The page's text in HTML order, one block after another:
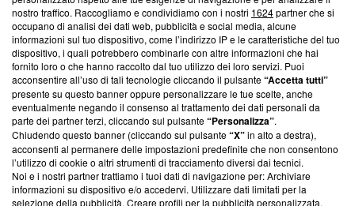
News, sui nostri processi editoriali e su come ci impegniamo a
creare news di qualità. Inoltre, afferma la nostra aderenza a
‘Trust Project - News with Integrity’Blasting News non è
ancora membro del programma, ma ha richiesto di farne
parte; Trust Project non ha ancora effettuato una verifica di
conformità agli standard.
Su di noi
Team editoriale
Corporate
nostro traffico. Raccogliamo e condividiamo con i nostri 1624partner che si
occupano di analisi dei dati web, pubblicità e social media, alcune
informazioni sul tuo dispositivo, come l’indirizzo IP e le caratteristiche del tuo
dispositivo, i quali potrebbero combinarle con altre informazioni che hai
fornito loro o che hanno raccolto dal tuo utilizzo dei loro servizi. Puoi
acconsentire all’uso di tali tecnologie cliccando il pulsante“Accetta tutti”
presente su questo banner oppure personalizzare le tue scelte, anche
eventualmente negando il consenso al trattamento dei dati personali da
parte dei partner terzi, cliccando sul pulsante“Personalizza”.
Chiudendo questo banner (cliccando sul pulsante“X”in alto a destra),
acconsenti al permanere delle impostazioni predefinite che non consentono
l’utilizzo di cookie o altri strumenti di tracciamento diversi dai tecnici.
Noi e i nostri partner trattiamo i tuoi dati di navigazione per: Archiviare
informazioni su dispositivo e/o accedervi. Utilizzare dati limitati per la
selezione della pubblicità. Creare profili per la pubblicità personalizzata.